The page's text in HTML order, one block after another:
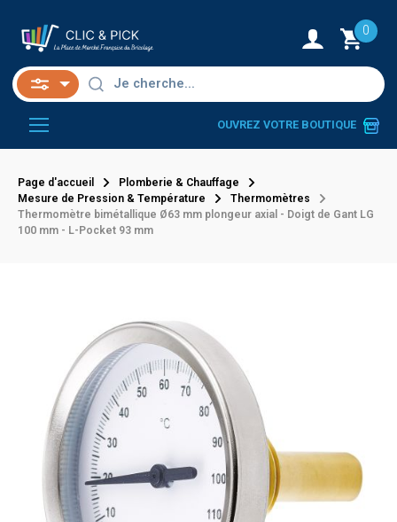
0
OUVREZ VOTRE BOUTIQUE
Page d'accueil
Plomberie & Chauffage
Mesure de Pression & Température
Thermomètres
Thermomètre bimétallique Ø63 mm plongeur axial - Doigt de Gant LG
100 mm - L-Pocket 93 mm